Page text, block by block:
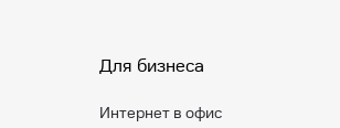
Для бизнеса
Интернет в офис